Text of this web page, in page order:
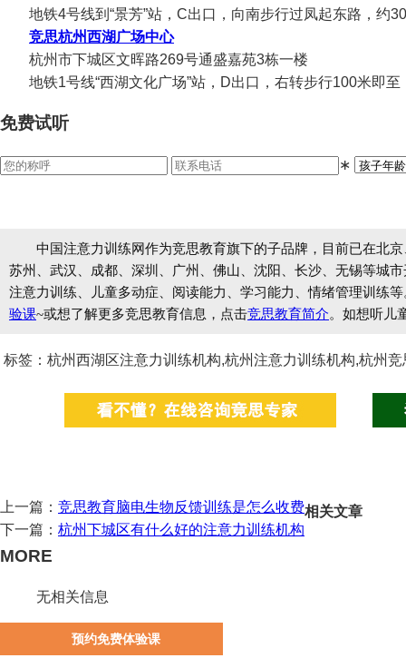
地铁4号线到“景芳”站，C出口，向南步行过凤起东路，约
竞思杭州西湖广场中心
杭州市下城区文晖路269号通盛嘉苑3栋一楼
地铁1号线“西湖文化广场”站，D出口，右转步行100米即至
免费试听
∗
中国注意力训练网作为竞思教育旗下的子品牌，目前已在北
苏州、武汉、成都、深圳、广州、佛山、沈阳、长沙、无锡等城
注意力训练、儿童多动症、阅读能力、学习能力、情绪管理训练
验课~或想了解更多竞思教育信息，点击竞思教育简介。如想听儿
标签：杭州西湖区注意力训练机构,杭州注意力训练机构,杭州竞
上一篇： 竞思教育脑电生物反馈训练是怎么收费
下一篇： 杭州下城区有什么好的注意力训练机构
相关文章
MORE
无相关信息
预约免费体验课